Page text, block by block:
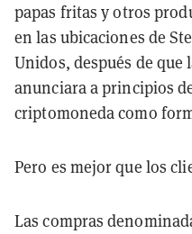
papas fritas y otros
en las ubicaciones de
Unidos, después de que
anunciara a principios
criptomoneda como
Pero es mejor que los
Las compras